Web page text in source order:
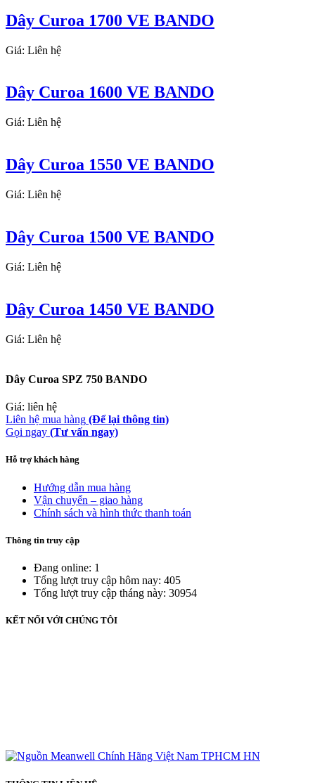
Dây Curoa 1700 VE BANDO
Giá: Liên hệ
Dây Curoa 1600 VE BANDO
Giá: Liên hệ
Dây Curoa 1550 VE BANDO
Giá: Liên hệ
Dây Curoa 1500 VE BANDO
Giá: Liên hệ
Dây Curoa 1450 VE BANDO
Giá: Liên hệ
Dây Curoa SPZ 750 BANDO
Giá: liên hệ
Liên hệ mua hàng (Để lại thông tin)
Gọi ngay (Tư vấn ngay)
Hỗ trợ khách hàng
Hướng dẫn mua hàng
Vận chuyển – giao hàng
Chính sách và hình thức thanh toán
Thông tin truy cập
Đang online: 1
Tổng lượt truy cập hôm nay: 405
Tổng lượt truy cập tháng này: 30954
KẾT NỐI VỚI CHÚNG TÔI